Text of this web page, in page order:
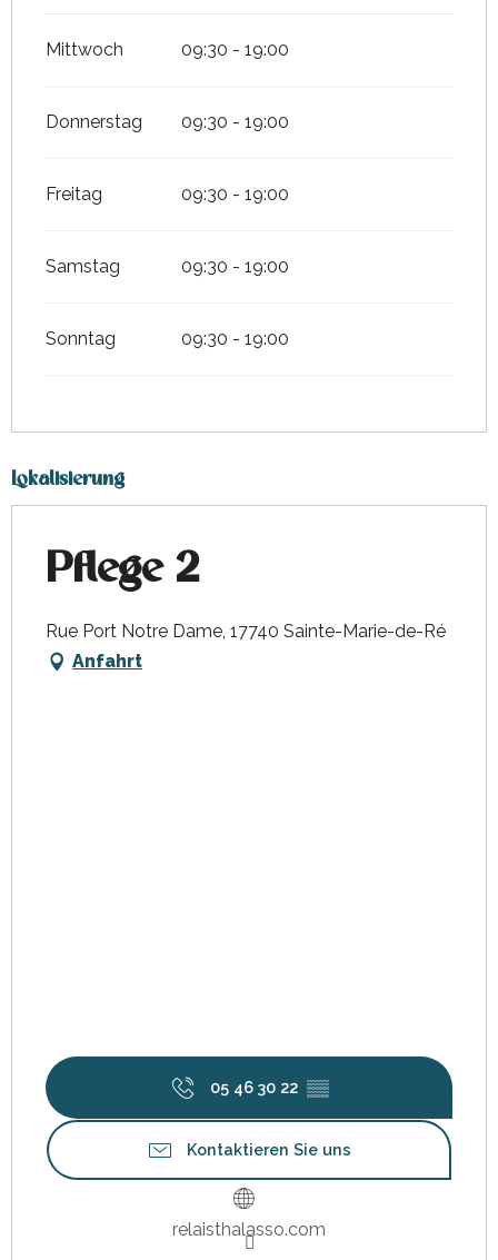
Mittwoch 09:30 - 19:00
Donnerstag 09:30 - 19:00
Freitag 09:30 - 19:00
Samstag 09:30 - 19:00
Sonntag 09:30 - 19:00
Lokalisierung
Pflege 2
Rue Port Notre Dame, 17740 Sainte-Marie-de-Ré
Anfahrt
05 46 30 22 ▒▒
Kontaktieren Sie uns
relaisthalasso.com